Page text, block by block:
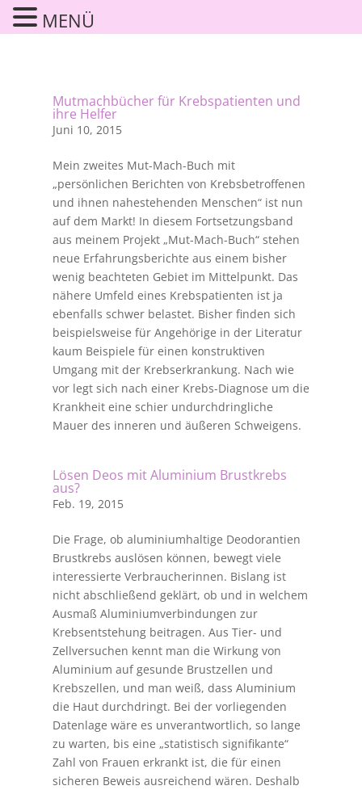
Mutmachbücher für Krebspatienten und
ihre Helfer
Juni 10, 2015
Mein zweites Mut-Mach-Buch mit
„persönlichen Berichten von Krebsbetroffenen
und ihnen nahestehenden Menschen“ ist nun
auf dem Markt! In diesem Fortsetzungsband
aus meinem Projekt „Mut-Mach-Buch“ stehen
neue Erfahrungsberichte aus einem bisher
wenig beachteten Gebiet im Mittelpunkt. Das
nähere Umfeld eines Krebspatienten ist ja
ebenfalls schwer belastet. Bisher finden sich
beispielsweise für Angehörige in der Literatur
kaum Beispiele für einen konstruktiven
Umgang mit der Krebserkrankung. Nach wie
vor legt sich nach einer Krebs-Diagnose um die
Krankheit eine schier undurchdringliche
Mauer des inneren und äußeren Schweigens.
Lösen Deos mit Aluminium Brustkrebs
aus?
Feb. 19, 2015
Die Frage, ob aluminiumhaltige Deodorantien
Brustkrebs auslösen können, bewegt viele
interessierte Verbraucherinnen. Bislang ist
nicht abschließend geklärt, ob und in welchem
Ausmaß Aluminiumverbindungen zur
Krebsentstehung beitragen. Aus Tier- und
Zellversuchen kennt man die Wirkung von
Aluminium auf gesunde Brustzellen und
Krebszellen, und man weiß, dass Aluminium
die Haut durchdringt. Bei der vorliegenden
Datenlage wäre es unverantwortlich, so lange
zu warten, bis eine „statistisch signifikante“
Zahl von Frauen erkrankt ist, die für einen
sicheren Beweis ausreichend wären. Deshalb
MENÜ